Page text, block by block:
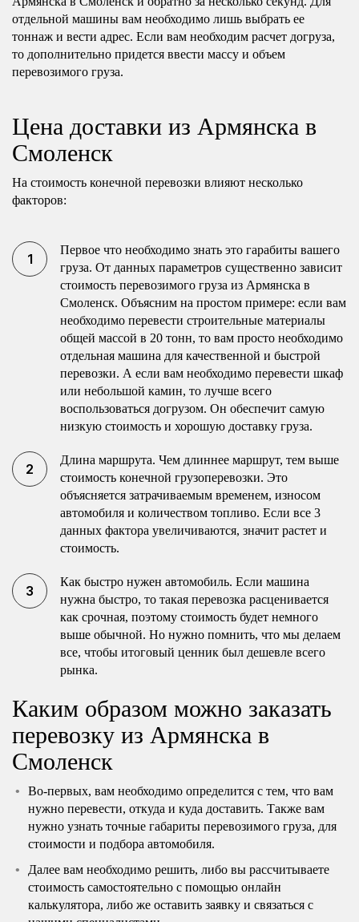
отдельной машины вам необходимо лишь выбрать ее
тоннаж и вести адрес. Если вам необходим расчет догруза,
то дополнительно придется ввести массу и объем
перевозимого груза.
Цена доставки из Армянска в
Смоленск
На стоимость конечной перевозки влияют несколько
факторов:
Первое что необходимо знать это гарабиты вашего
груза. От данных параметров существенно зависит
стоимость перевозимого груза из Армянска в
Смоленск. Объясним на простом примере: если вам
необходимо перевести строительные материалы
общей массой в 20 тонн, то вам просто необходимо
отдельная машина для качественной и быстрой
перевозки. А если вам необходимо перевести шкаф
или небольшой камин, то лучше всего
воспользоваться догрузом. Он обеспечит самую
низкую стоимость и хорошую доставку груза.
Длина маршрута. Чем длиннее маршрут, тем выше
стоимость конечной грузоперевозки. Это
объясняется затрачиваемым временем, износом
автомобиля и количеством топливо. Если все 3
данных фактора увеличиваются, значит растет и
стоимость.
Как быстро нужен автомобиль. Если машина
нужна быстро, то такая перевозка расценивается
как срочная, поэтому стоимость будет немного
выше обычной. Но нужно помнить, что мы делаем
все, чтобы итоговый ценник был дешевле всего
рынка.
Каким образом можно заказать
перевозку из Армянска в
Смоленск
Во-первых, вам необходимо определится с тем, что вам
нужно перевести, откуда и куда доставить. Также вам
нужно узнать точные габариты перевозимого груза, для
стоимости и подбора автомобиля.
Далее вам необходимо решить, либо вы рассчитываете
стоимость самостоятельно с помощью онлайн
калькулятора, либо же оставить заявку и связаться с